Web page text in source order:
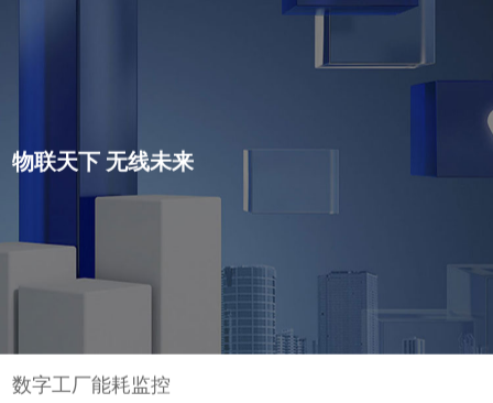
物联天下 无线未来
数字工厂能耗监控